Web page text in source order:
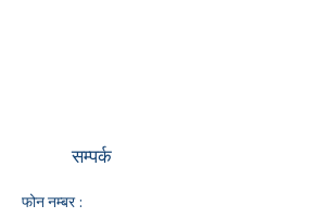
सम्पर्क
फोन नम्बर :